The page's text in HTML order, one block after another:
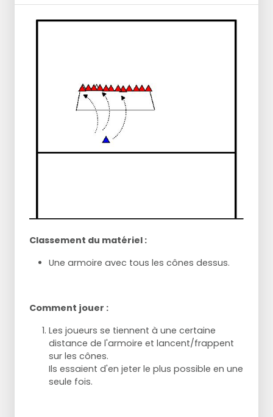
Classement du matériel :
Une armoire avec tous les cônes dessus.
Comment jouer :
Les joueurs se tiennent à une certaine
distance de l'armoire et lancent/frappent
sur les cônes.
Ils essaient d'en jeter le plus possible en une
seule fois.